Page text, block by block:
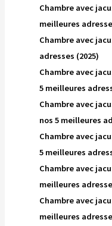
Chambre avec
meilleures
Chambre avec
adresses (2025)
Chambre avec
5 meilleures
Chambre avec
nos 5 meilleures
Chambre avec
5 meilleures
Chambre avec
meilleures
Chambre avec
meilleures